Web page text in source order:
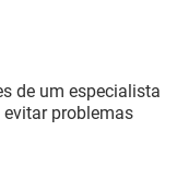
de um especialista
problemas